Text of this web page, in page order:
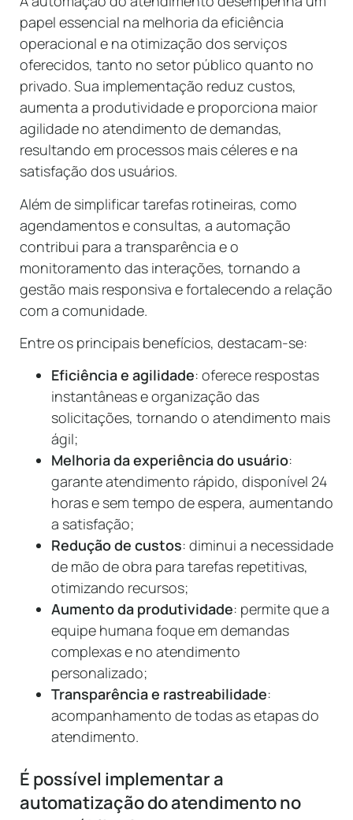
papel essencial na melhoria da eficiência
operacional e na otimização dos serviços
oferecidos, tanto no setor público quanto no
privado. Sua implementação reduz custos,
aumenta a produtividade e proporciona maior
agilidade no atendimento de demandas,
resultando em processos mais céleres e na
satisfação dos usuários.
Além de simplificar tarefas rotineiras, como
agendamentos e consultas, a automação
contribui para a transparência e o
monitoramento das interações, tornando a
gestão mais responsiva e fortalecendo a relação
com a comunidade.
Entre os principais benefícios, destacam-se:
Eficiência e agilidade: oferece respostas
instantâneas e organização das
solicitações, tornando o atendimento mais
ágil;
Melhoria da experiência do usuário:
garante atendimento rápido, disponível 24
horas e sem tempo de espera, aumentando
a satisfação;
Redução de custos: diminui a necessidade
de mão de obra para tarefas repetitivas,
otimizando recursos;
Aumento da produtividade: permite que a
equipe humana foque em demandas
complexas e no atendimento
personalizado;
Transparência e rastreabilidade:
acompanhamento de todas as etapas do
atendimento.
É possível implementar a
automatização do atendimento no